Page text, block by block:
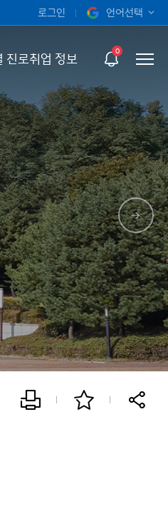
오늘 하루 보지 않기
로그인 언어선택
ENG
진로취업 정보 0